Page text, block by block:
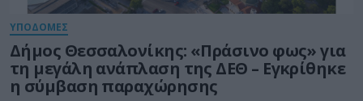
ΥΠΟΔΟΜΕΣ
Δήμος Θεσσαλονίκης: «Πράσινο φως» για
τη μεγάλη ανάπλαση της ΔΕΘ – Εγκρίθηκε
η σύμβαση παραχώρησης